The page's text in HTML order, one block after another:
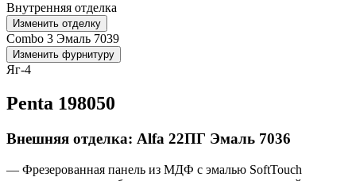
Внутренняя отделка
Изменить отделку
Combo 3 Эмаль 7039
Изменить фурнитуру
Яг-4
Penta 198050
Внешняя отделка: Alfa 22ПГ Эмаль 7036
— Фрезерованная панель из МДФ с эмалью SoftTouch